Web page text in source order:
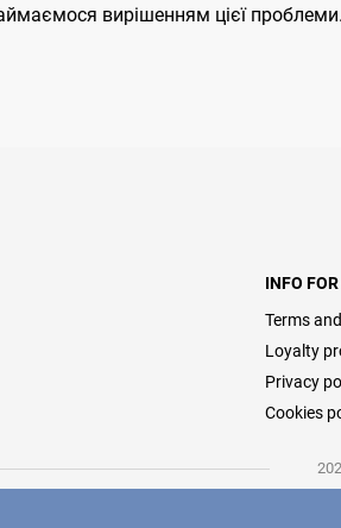
вирішенням цієї проблеми.
INFO
Terms
Loyalty
Privacy
Cookies